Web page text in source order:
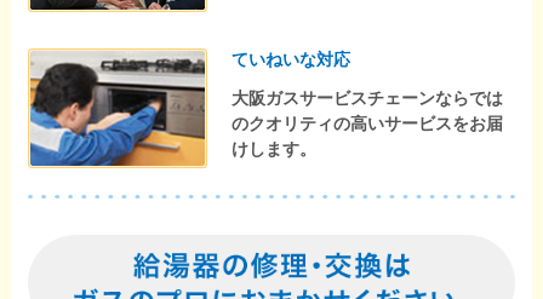
ていねいな対応
大阪ガスサービスチェーンならでは
のクオリティの高いサービスをお届
けします。